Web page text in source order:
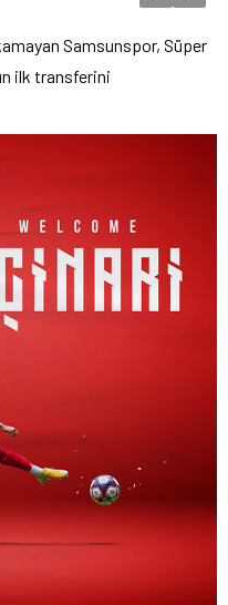
Samsunspor, Süper
ilk transferini